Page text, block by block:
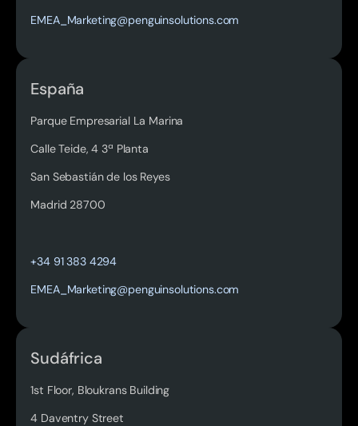
EMEA_Marketing@penguinsolutions.com
España
Parque Empresarial La Marina
Calle Teide, 4 3ª Planta
San Sebastián de los Reyes
Madrid 28700
+34 91 383 4294
EMEA_Marketing@penguinsolutions.com
Sudáfrica
1st Floor, Bloukrans Building
4 Daventry Street